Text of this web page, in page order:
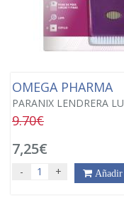
OMEGA PHARMA
PARANIX LENDRERA
9.70€
7,25€
- + Añadir